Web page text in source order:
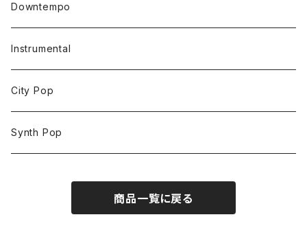
Downtempo
Instrumental
City Pop
Synth Pop
商品一覧に戻る